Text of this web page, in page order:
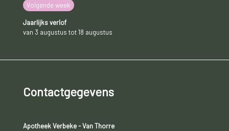
Volgende week
Jaarlijks verlof
van 3 augustus tot 18 augustus
Contactgegevens
Apotheek Verbeke - Van Thorre